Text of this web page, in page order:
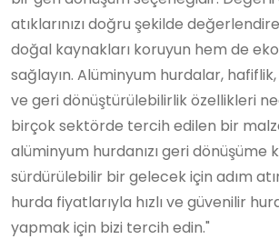
atıklarınızı doğru şekilde
doğal kaynakları koruyun hem de
sağlayın. Alüminyum hurdalar, hafiflik,
ve geri dönüştürülebilirlik özellikleri
birçok sektörde tercih edilen bir
alüminyum hurdanızı geri dönüşüme
sürdürülebilir bir gelecek için adım
hurda fiyatlarıyla hızlı ve güvenilir
yapmak için bizi tercih edin."